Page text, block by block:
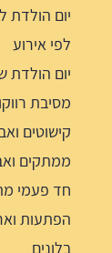
יום הולדת
לפי אירוע
יום הולדת
מסיבת
קישוטים
ממתקים
חד פעמי
הפתעות
בלונים